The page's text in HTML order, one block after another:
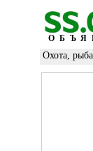
Охота,